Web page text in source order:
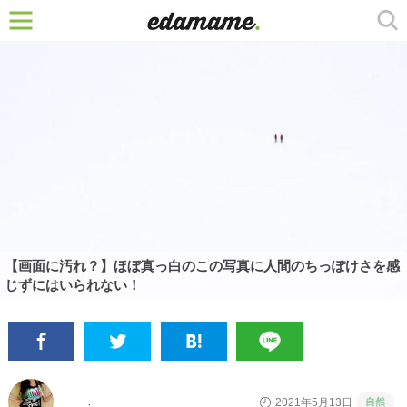
【画面に汚れ？】ほぼ真っ白のこの写真に人間のちっぽけさを感
じずにはいられない！
2021年5月13日 自然